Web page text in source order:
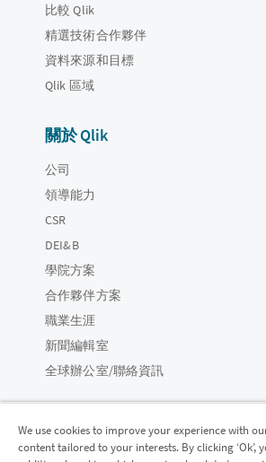
比較 Qlik
精選技術合作夥伴
資料來源和目標
Qlik 區域
關於 Qlik
公司
領導能力
CSR
DEI&B
學院方案
合作夥伴方案
職業生涯
新聞編輯室
全球辦公室/聯絡資訊
We use cookies to improve your experience with
content tailored to your interests. By clicking ‘Ok’,